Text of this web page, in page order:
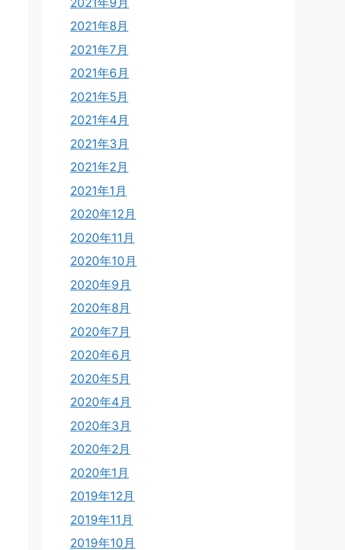
2021年8月
2021年7月
2021年6月
2021年5月
2021年4月
2021年3月
2021年2月
2021年1月
2020年12月
2020年11月
2020年10月
2020年9月
2020年8月
2020年7月
2020年6月
2020年5月
2020年4月
2020年3月
2020年2月
2020年1月
2019年12月
2019年11月
2019年10月